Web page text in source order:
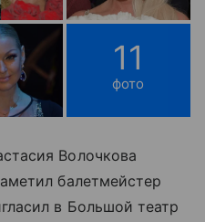
11
фото
Волочкова
балетмейстер
в Большой театр